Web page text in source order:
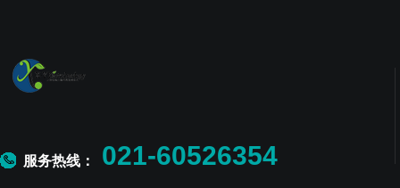
服务热线： 021-60526354